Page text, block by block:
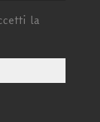
la